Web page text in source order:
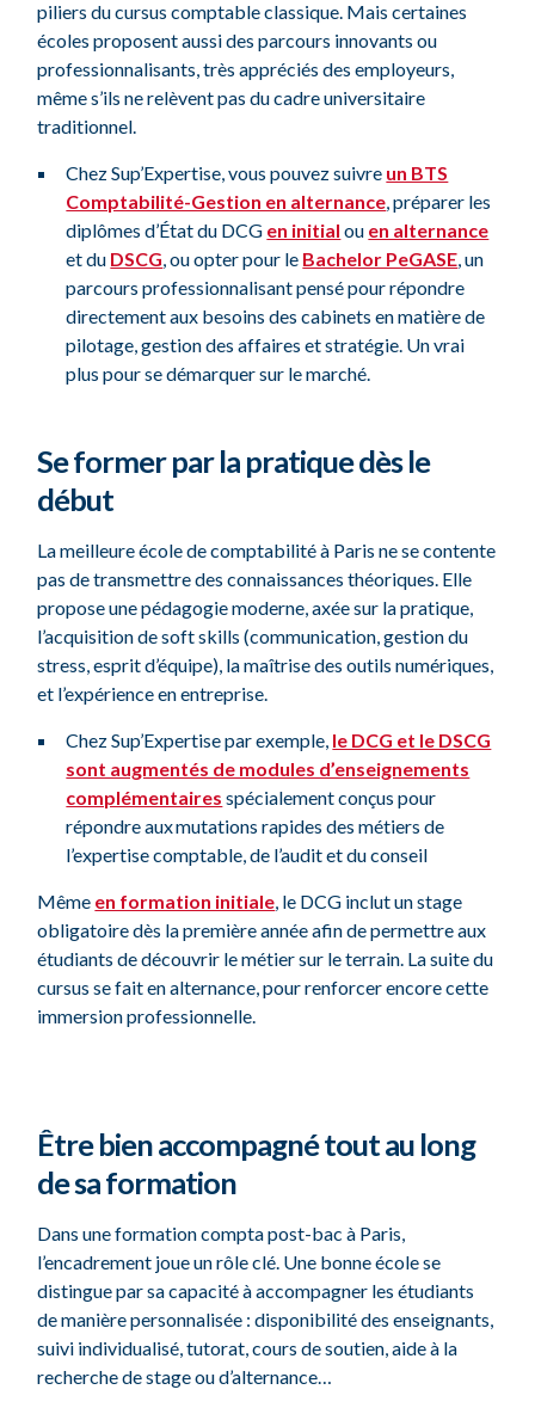
piliers du cursus comptable classique. Mais certaines
écoles proposent aussi des parcours innovants ou
professionnalisants, très appréciés des employeurs,
même s’ils ne relèvent pas du cadre universitaire
traditionnel.
Chez Sup’Expertise, vous pouvez suivre un BTS
Comptabilité-Gestion en alternance , préparer les
diplômes d’État du DCG en initial ou en alternance
et du DSCG , ou opter pour le Bachelor PeGASE , un
parcours professionnalisant pensé pour répondre
directement aux besoins des cabinets en matière de
pilotage, gestion des affaires et stratégie. Un vrai
plus pour se démarquer sur le marché.
Se former par la pratique dès le
début
La meilleure école de comptabilité à Paris ne se contente
pas de transmettre des connaissances théoriques. Elle
propose une pédagogie moderne, axée sur la pratique,
l’acquisition de soft skills (communication, gestion du
stress, esprit d’équipe), la maîtrise des outils numériques,
et l’expérience en entreprise.
Chez Sup’Expertise par exemple, le DCG et le DSCG
sont augmentés de modules d’enseignements
complémentaires spécialement conçus pour
répondre aux mutations rapides des métiers de
l’expertise comptable, de l’audit et du conseil
Même en formation initiale , le DCG inclut un stage
obligatoire dès la première année afin de permettre aux
étudiants de découvrir le métier sur le terrain. La suite du
cursus se fait en alternance, pour renforcer encore cette
immersion professionnelle.
Être bien accompagné tout au long
de sa formation
Dans une formation compta post-bac à Paris,
l’encadrement joue un rôle clé. Une bonne école se
distingue par sa capacité à accompagner les étudiants
de manière personnalisée : disponibilité des enseignants,
suivi individualisé, tutorat, cours de soutien, aide à la
recherche de stage ou d’alternance…